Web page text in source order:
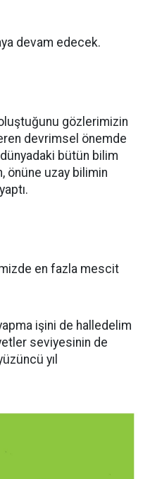
devam edecek.
oluştuğunu gözlerimizin
devrimsel önemde
bütün bilim
önüne uzay bilimin
en fazla mescit
işini de halledelim
seviyesinin de
yıl